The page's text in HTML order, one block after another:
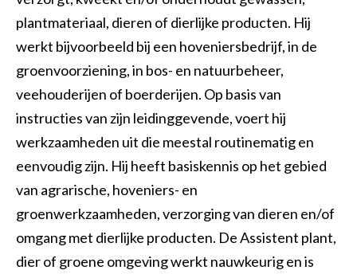
Grondwerker/ Rioleur
Voorman Stratenmaker
Trekkerchauffeur
Open sollicitatie
Maaimachinist / Trekkerchauffeur
Groenvoorziener
Opperman bestratingen
Vakbekwaam hovenier
Civiele Techniek
Medewerker hovenier
Medewerker groen en cultuurtechniek
Assistent plant, dier of groene omgeving
Straatmaker
Waterwerken
Engineering & construct
plantmateriaal, dieren of dierlijke producten. Hij
werkt bijvoorbeeld bij een hoveniersbedrijf, in de
groenvoorziening, in bos- en natuurbeheer,
veehouderijen of boerderijen. Op basis van
instructies van zijn leidinggevende, voert hij
werkzaamheden uit die meestal routinematig en
eenvoudig zijn. Hij heeft basiskennis op het gebied
van agrarische, hoveniers- en
groenwerkzaamheden, verzorging van dieren en/of
omgang met dierlijke producten. De Assistent plant,
dier of groene omgeving werkt nauwkeurig en is